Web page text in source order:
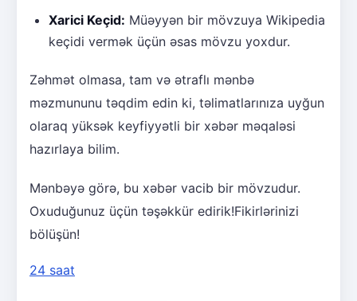
Xarici Keçid: Müəyyən bir mövzuya Wikipedia
keçidi vermək üçün əsas mövzu yoxdur.
Zəhmət olmasa, tam və ətraflı mənbə
məzmununu təqdim edin ki, təlimatlarınıza uyğun
olaraq yüksək keyfiyyətli bir xəbər məqaləsi
hazırlaya bilim.
Mənbəyə görə, bu xəbər vacib bir mövzudur.
Oxuduğunuz üçün təşəkkür edirik!Fikirlərinizi
bölüşün!
24 saat